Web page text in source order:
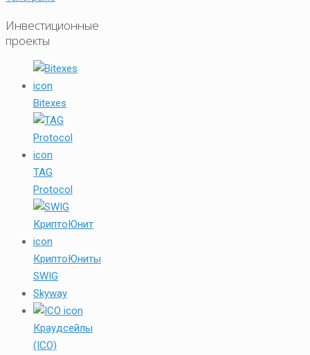
Инвестиционные
проекты
Bitexes
TAG
Protocol
КриптоЮниты
SWIG
Skyway
Краудсейлы
(ICO)